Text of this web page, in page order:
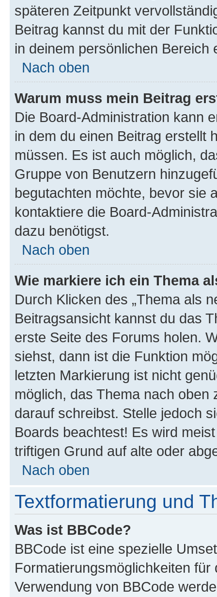
späteren Zeitpunkt
Beitrag kannst du mit der
in deinem persönlichen Bereich
Nach oben
Warum muss mein Beitrag
Die Board-Administration kann
in dem du einen Beitrag erstellt
müssen. Es ist auch möglich,
Gruppe von Benutzern
begutachten möchte, bevor sie
kontaktiere die Board-
dazu benötigst.
Nach oben
Wie markiere ich ein Thema
Durch Klicken des „Thema als
Beitragsansicht kannst du das
erste Seite des Forums holen.
siehst, dann ist die Funktion
letzten Markierung ist nicht
möglich, das Thema nach oben
darauf schreibst. Stelle jedoch
Boards beachtest! Es wird
triftigen Grund auf alte oder
Nach oben
Textformatierung und
Was ist BBCode?
BBCode ist eine spezielle
Formatierungsmöglichkeiten
Verwendung von BBCode